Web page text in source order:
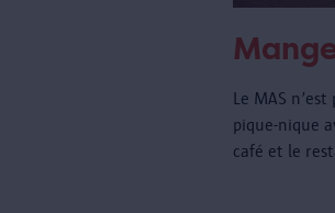
Le MAS
pique-nique
café et le